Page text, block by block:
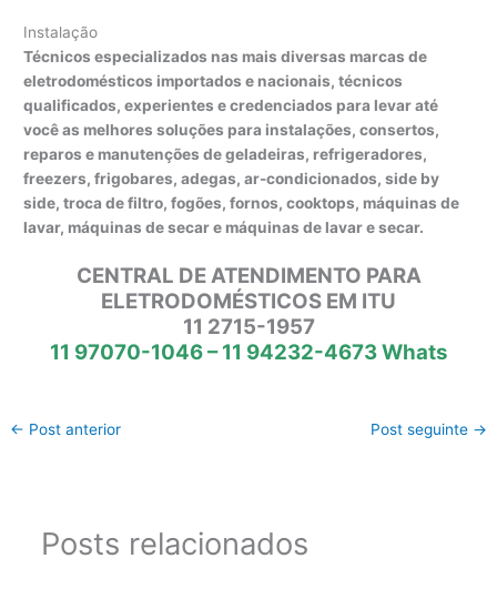
Instalação
Técnicos especializados nas mais diversas marcas de
eletrodomésticos importados e nacionais, técnicos
qualificados, experientes e credenciados para levar até
você as melhores soluções para instalações, consertos,
reparos e manutenções de geladeiras, refrigeradores,
freezers, frigobares, adegas, ar-condicionados, side by
side, troca de filtro, fogões, fornos, cooktops, máquinas de
lavar, máquinas de secar e máquinas de lavar e secar.
CENTRAL DE ATENDIMENTO PARA
ELETRODOMÉSTICOS EM ITU
11 2715-1957
11 97070-1046 – 11 94232-4673 Whats
← Post anterior Post seguinte →
Posts relacionados